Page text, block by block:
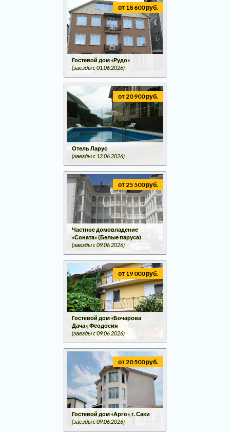
от 18 600 руб.
Гостевой дом «Рудо»
(заезды c 01.06.2026)
от 20 900 руб.
Отель Ларус
(заезды c 12.06.2026)
от 25 500 руб.
Частное домовладение
«Соната» (Белые паруса)
(заезды c 09.06.2026)
от 19 000 руб.
Гостевой дом «Бочарова
Дача», Феодосия
(заезды c 09.06.2026)
от 20 500 руб.
Гостевой дом «Арго», г. Саки
(заезды c 09.06.2026)